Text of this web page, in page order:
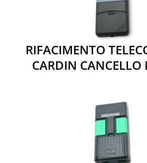
RIFACIMENTO
CARDIN